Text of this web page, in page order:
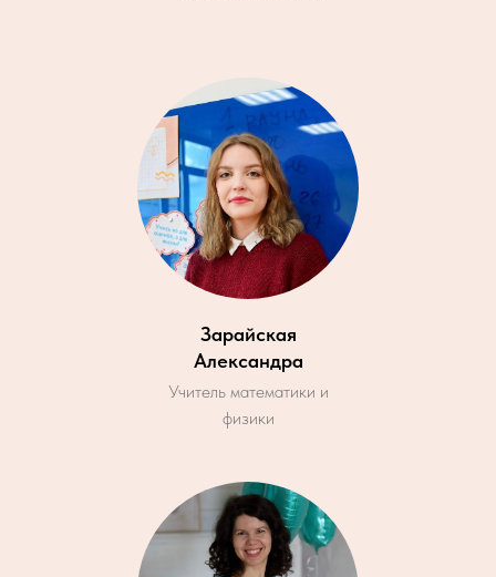
Зарайская
Александра
Учитель математики и
физики